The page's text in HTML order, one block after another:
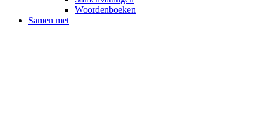
Woordenboeken
Samen met